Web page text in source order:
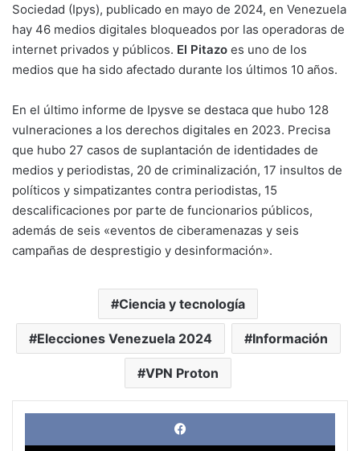
Sociedad (Ipys), publicado en mayo de 2024, en Venezuela
hay 46 medios digitales bloqueados por las operadoras de
internet privados y públicos. El Pitazo es uno de los
medios que ha sido afectado durante los últimos 10 años.
En el último informe de Ipysve se destaca que hubo 128
vulneraciones a los derechos digitales en 2023. Precisa
que hubo 27 casos de suplantación de identidades de
medios y periodistas, 20 de criminalización, 17 insultos de
políticos y simpatizantes contra periodistas, 15
descalificaciones por parte de funcionarios públicos,
además de seis «eventos de ciberamenazas y seis
campañas de desprestigio y desinformación».
Ciencia y tecnología
Elecciones Venezuela 2024 Información
VPN Proton
X